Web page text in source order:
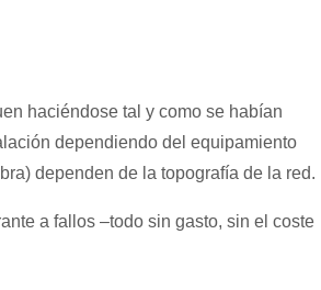
haciéndose tal y como se habían
dependiendo del equipamiento
dependen de la topografía de la red.
a fallos –todo sin gasto, sin el coste